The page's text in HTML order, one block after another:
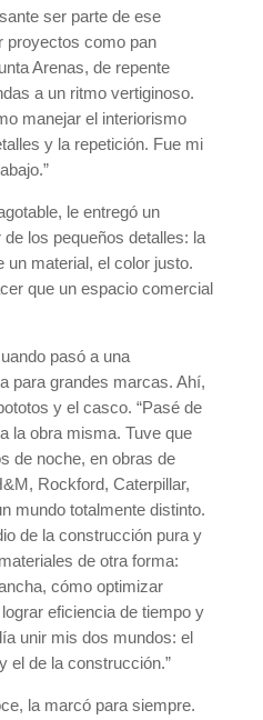
ser parte de ese
proyectos como pan
Arenas, de repente
a un ritmo vertiginoso.
manejar el interiorismo
y la repetición. Fue mi
le entregó un
los pequeños detalles: la
un material, el color justo.
que un espacio comercial
pasó a una
para grandes marcas. Ahí,
y el casco. “Pasé de
la obra misma. Tuve que
de noche, en obras de
Rockford, Caterpillar,
mundo totalmente distinto.
de la construcción pura y
de otra forma:
cómo optimizar
eficiencia de tiempo y
unir mis dos mundos: el
el de la construcción.”
la marcó para siempre.